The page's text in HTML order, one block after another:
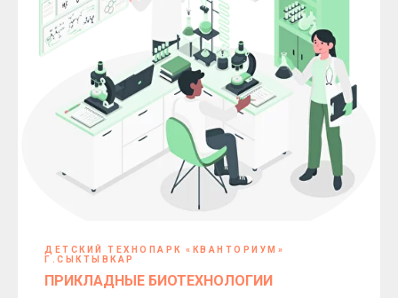
ДЕТСКИЙ ТЕХНОПАРК «КВАНТОРИУМ»
Г.СЫКТЫВКАР
ПРИКЛАДНЫЕ БИОТЕХНОЛОГИИ